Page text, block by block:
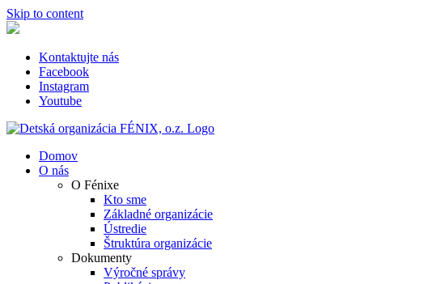
Skip to content
Kontaktujte nás
Facebook
Instagram
Youtube
Domov
O nás
O Fénixe
Kto sme
Základné organizácie
Ústredie
Štruktúra organizácie
Dokumenty
Výročné správy